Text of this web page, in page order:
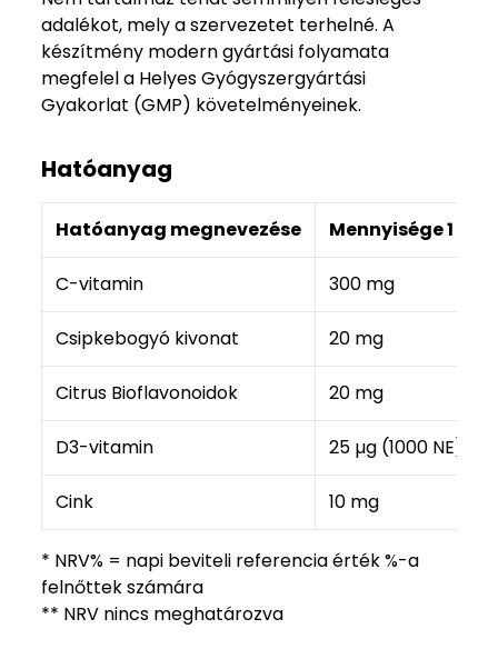
adalékot, mely a szervezetet terhelné. A
készítmény modern gyártási folyamata
megfelel a Helyes Gyógyszergyártási
Gyakorlat (GMP) követelményeinek.
Hatóanyag
Hatóanyag megnevezése Mennyisége 1
C-vitamin 300 mg
Csipkebogyó kivonat 20 mg
Citrus Bioflavonoidok 20 mg
D3-vitamin 25 µg (1000 NE)
Cink 10 mg
* NRV% = napi beviteli referencia érték %-a
felnőttek számára
** NRV nincs meghatározva